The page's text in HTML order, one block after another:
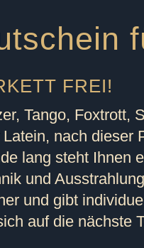
FREI!
Tango, Foxtrott,
Latein, nach dieser
lang steht Ihnen
und
und gibt
auf die nächste